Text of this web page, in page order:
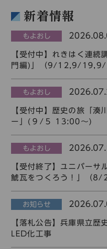
新着情報
もよおし
【受付中】れきはく連続
門編)」（9/12,9/19,9/
もよおし
【受付中】歴史の旅「湊
ー」(９/５ 13:00～)
もよおし
【受付終了】ユニバーサ
鯱瓦をつくろう！」（
お知らせ
【落札公告】兵庫県立
LED化工事
読む・調べる
新着情報
お問い合わせ
languages
標準
languages
日本語